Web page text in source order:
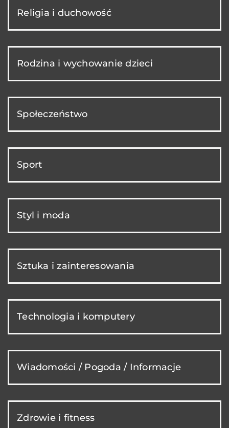
Religia i duchowość
Rodzina i wychowanie dzieci
Społeczeństwo
Sport
Styl i moda
Sztuka i zainteresowania
Technologia i komputery
Wiadomości / Pogoda / Informacje
Zdrowie i fitness